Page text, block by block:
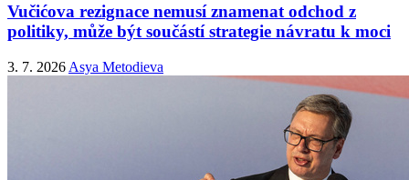
Vučićova rezignace nemusí znamenat odchod z
politiky, může být součástí strategie návratu k moci
3. 7. 2026 Asya Metodieva